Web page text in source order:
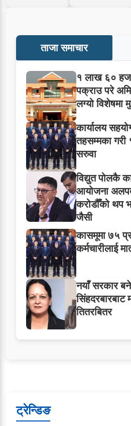
ताजा समाचार
१ लाख ६०
पक्राउ परे
लग्यो विशेषमा
कार्यालय
तहसम्मका गरी
सरुवा
विद्युत पोलकै
आयोजना
करोडौँको थप
जैसी
कासमूमा ७५
कर्मचारीलाई
नयाँ सरकार
सिंहदरबारबाट
तितरबितर
ट्रेन्डिङ